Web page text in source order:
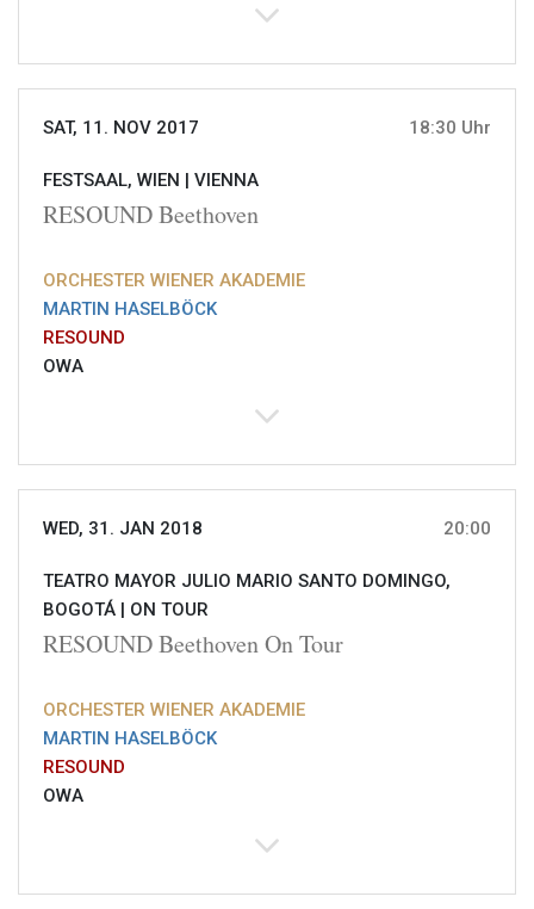
SAT, 11. NOV 2017 18:30 Uhr
FESTSAAL, WIEN | VIENNA
RESOUND Beethoven
ORCHESTER WIENER AKADEMIE
MARTIN HASELBÖCK
RESOUND
OWA
WED, 31. JAN 2018 20:00
TEATRO MAYOR JULIO MARIO SANTO DOMINGO,
BOGOTÁ | ON TOUR
RESOUND Beethoven On Tour
ORCHESTER WIENER AKADEMIE
MARTIN HASELBÖCK
RESOUND
OWA